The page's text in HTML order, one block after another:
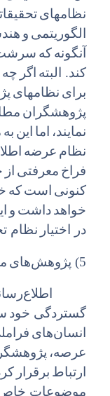
نظامهای
الگوریتمی و
آنگونهکه
کند. البته اگر چه
برای نظامهای
پژوهشگران
نمایند، اما این به
نظام عرضه
فراخ معرفتی از
کنونی استکه
خواهدداشت و
در اختیار نظام
5) پژوهش های
اطلاع
گستردگی خود
انسانهای
عرصه،
ارتباط برقرار
موضوعات خاص